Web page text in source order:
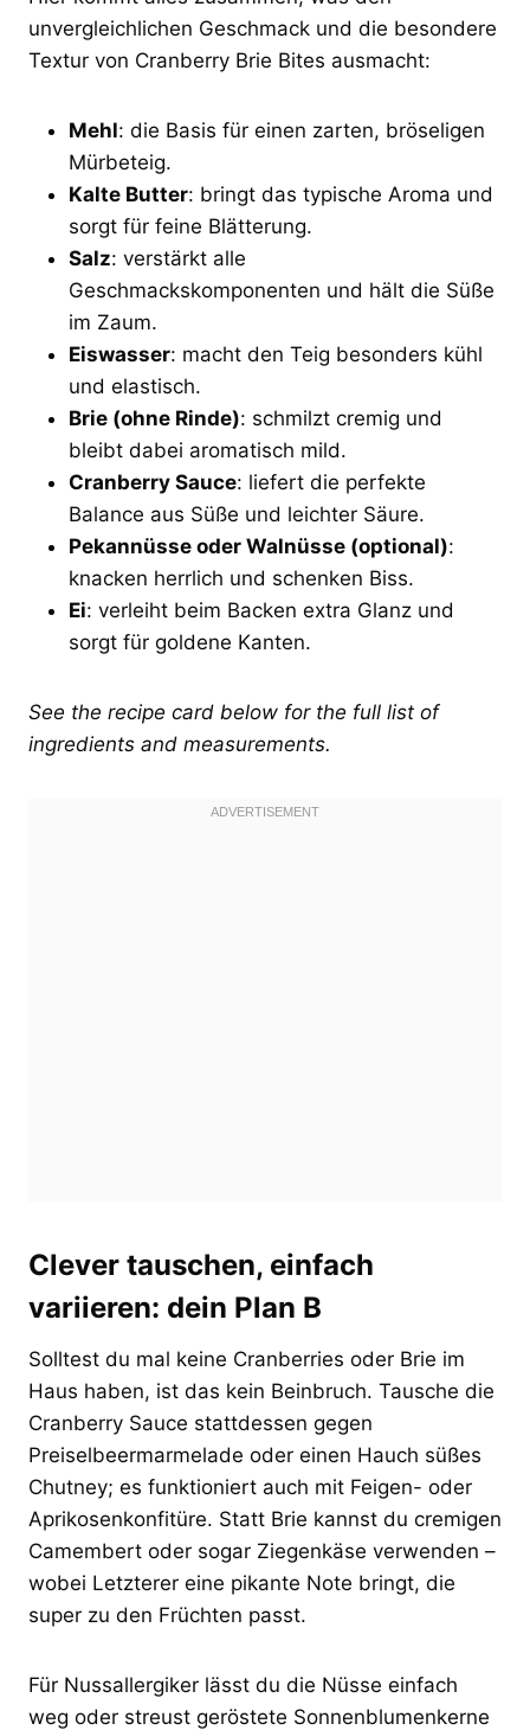
unvergleichlichen Geschmack und die besondere
Textur von Cranberry Brie Bites ausmacht:
Mehl: die Basis für einen zarten, bröseligen
Mürbeteig.
Kalte Butter: bringt das typische Aroma und
sorgt für feine Blätterung.
Salz: verstärkt alle
Geschmackskomponenten und hält die Süße
im Zaum.
Eiswasser: macht den Teig besonders kühl
und elastisch.
Brie (ohne Rinde): schmilzt cremig und
bleibt dabei aromatisch mild.
Cranberry Sauce: liefert die perfekte
Balance aus Süße und leichter Säure.
Pekannüsse oder Walnüsse (optional):
knacken herrlich und schenken Biss.
Ei: verleiht beim Backen extra Glanz und
sorgt für goldene Kanten.
See the recipe card below for the full list of
ingredients and measurements.
Clever tauschen, einfach
variieren: dein Plan B
Solltest du mal keine Cranberries oder Brie im
Haus haben, ist das kein Beinbruch. Tausche die
Cranberry Sauce stattdessen gegen
Preiselbeermarmelade oder einen Hauch süßes
Chutney; es funktioniert auch mit Feigen- oder
Aprikosenkonfitüre. Statt Brie kannst du cremigen
Camembert oder sogar Ziegenkäse verwenden –
wobei Letzterer eine pikante Note bringt, die
super zu den Früchten passt.
Für Nussallergiker lässt du die Nüsse einfach
weg oder streust geröstete Sonnenblumenkerne